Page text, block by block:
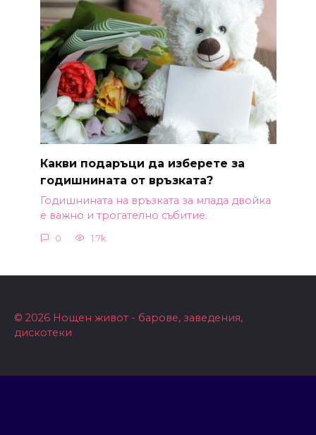
Какви подаръци да изберете за
годишнината от връзката?
Годишнината на връзката за млада двойка
е важно и трогателно събитие.
0 1.7k.
© 2026 Нощен живот - барове, заведения,
дискотеки